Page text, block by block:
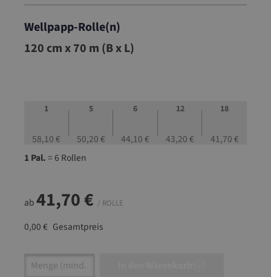
Wellpapp-Rolle(n)
06.W120
120 cm x 70 m (B x L)
1
58,10 €
5
50,20 €
6
44,10 €
12
43,20 €
18
41,70 €
1 Pal.= 6 Rollen
ab41,70 € / ROLLE
0,00 € Gesamtpreis
Artikel Anzahl: Gib den gewünschten Wert